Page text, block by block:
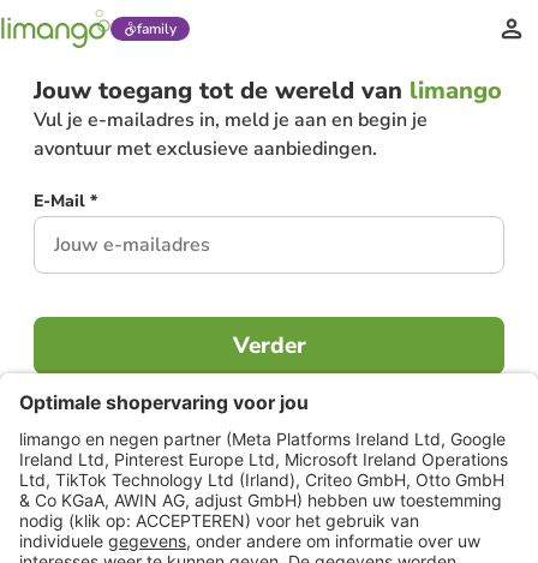
family
Jouw toegang tot de wereld van limango
Vul je e-mailadres in, meld je aan en begin je
avontuur met exclusieve aanbiedingen.
E-Mail *
Verder
Al lid?Inloggen